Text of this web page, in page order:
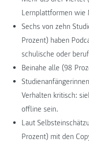
Lernplattformen wie
Sechs von zehn
Prozent) haben
schulische oder
Beinahe alle (98
Verhalten kritisch:
offline sein.
Laut
Prozent) mit den